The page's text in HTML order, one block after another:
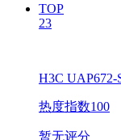
TOP
23
H3C UAP672-
热度指数100
暂无评分